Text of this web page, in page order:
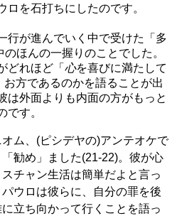
ロを石打ちにしたのです。
行が進んでいく中で受けた「多
ほんの一握りのことでした。
どれほど「 心を喜びに満たして
お方であるのかを語ることが出
は外面よりも内面の方がもっと
です。
ム、(ピシデヤの)アンテオケで
勧め」ました(21-22)。彼が心
チャン生活は簡単だよと言っ
ウロは彼らに、自分の罪を後
立ち向かって行くことを語っ